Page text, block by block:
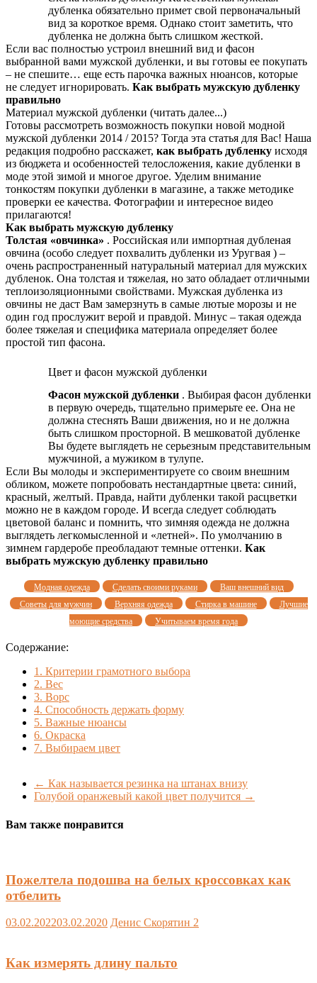
дубленка обязательно примет свой первоначальный
вид за короткое время. Однако стоит заметить, что
дубленка не должна быть слишком жесткой.
Если вас полностью устроил внешний вид и фасон
выбранной вами мужской дубленки, и вы готовы ее покупать
– не спешите… еще есть парочка важных нюансов, которые
не следует игнорировать. Как выбрать мужскую дубленку
правильно
Материал мужской дубленки (читать далее...)
Готовы рассмотреть возможность покупки новой модной
мужской дубленки 2014 / 2015? Тогда эта статья для Вас! Наша
редакция подробно расскажет, как выбрать дубленку исходя
из бюджета и особенностей телосложения, какие дубленки в
моде этой зимой и многое другое. Уделим внимание
тонкостям покупки дубленки в магазине, а также методике
проверки ее качества. Фотографии и интересное видео
прилагаются!
Как выбрать мужскую дубленку
Толстая «овчинка» . Российская или импортная дубленая
овчина (особо следует похвалить дубленки из Уругвая ) –
очень распространенный натуральный материал для мужских
дубленок. Она толстая и тяжелая, но зато обладает отличными
теплоизоляционными свойствами. Мужская дубленка из
овчины не даст Вам замерзнуть в самые лютые морозы и не
один год прослужит верой и правдой. Минус – такая одежда
более тяжелая и специфика материала определяет более
простой тип фасона.
Цвет и фасон мужской дубленки
Фасон мужской дубленки . Выбирая фасон дубленки
в первую очередь, тщательно примерьте ее. Она не
должна стеснять Ваши движения, но и не должна
быть слишком просторной. В мешковатой дубленке
Вы будете выглядеть не серьезным представительным
мужчиной, а мужиком в тулупе.
Если Вы молоды и экспериментируете со своим внешним
обликом, можете попробовать нестандартные цвета: синий,
красный, желтый. Правда, найти дубленки такой расцветки
можно не в каждом городе. И всегда следует соблюдать
цветовой баланс и помнить, что зимняя одежда не должна
выглядеть легкомысленной и «летней». По умолчанию в
зимнем гардеробе преобладают темные оттенки. Как
выбрать мужскую дубленку правильно
Модная одежда Сделать своими руками
Ваш внешний вид
Советы для мужчин
Верхняя одежда Стирка в машине
Лучшие
моющие средства
Учитываем время года
Содержание:
1. Критерии грамотного выбора
2. Вес
3. Ворс
4. Способность держать форму
5. Важные нюансы
6. Окраска
7. Выбираем цвет
← Как называется резинка на штанах внизу
Голубой оранжевый какой цвет получится →
Вам также понравится
Пожелтела подошва на белых кроссовках как
отбелить
03.02.202203.02.2020 Денис Скорятин 2
Как измерять длину пальто